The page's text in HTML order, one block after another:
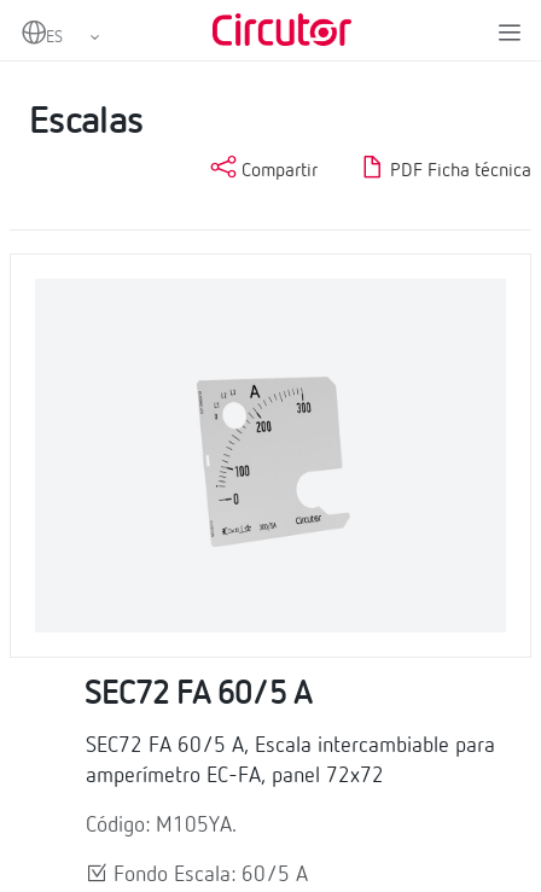
Home Medida y control
Instrumentación analógica
Escalas
Compartir PDF Ficha técnica
SEC72 FA 60/5 A
SEC72 FA 60/5 A, Escala intercambiable para
amperímetro EC-FA, panel 72x72
Código: M105YA.
Fondo Escala: 60/5 A